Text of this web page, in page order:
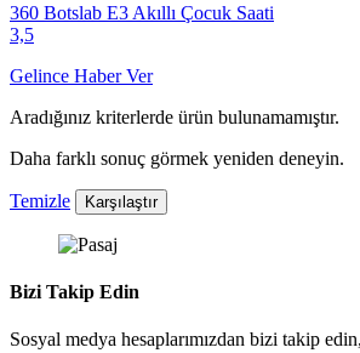
360 Botslab E3 Akıllı Çocuk Saati
3,5
Gelince Haber Ver
Aradığınız kriterlerde ürün bulunamamıştır.
Daha farklı sonuç görmek yeniden deneyin.
Temizle Karşılaştır
Bizi Takip Edin
Sosyal medya hesaplarımızdan bizi takip